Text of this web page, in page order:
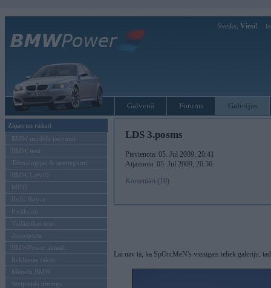
Sveiks, Viesi!
Galvenā Forums Galerijas
Ziņas un raksti
BMW modeļu jaunumi
BMW testi
Tehnoloģijas & sasniegumi
BMW Latvijā
MINI
Rolls-Royce
Pasākumi
Vadāmības tests
Autosports
BMWPower aktuāli
Reklāmas raksti
Mēneša BMW
Sērijveida tūnings
LDS 3.posms
Pievienota: 05. Jul 2009, 20:41
Atjaunota: 05. Jul 2009, 20:56
Komentāri (10)
Lai nav tā, ka SpOrcMeN's vienīgais ieliek galeriju,